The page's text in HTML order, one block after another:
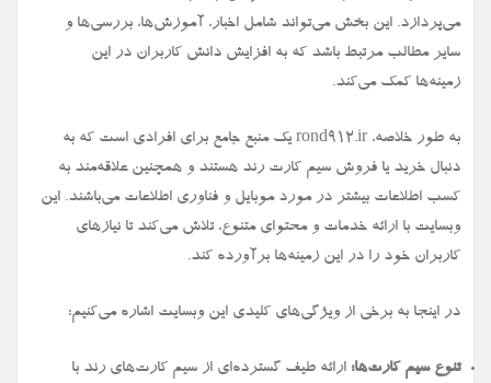
می‌پردازد. این بخش می‌تواند شامل اخبار، آموزش‌ها، بررسی‌ها و
سایر مطالب مرتبط باشد که به افزایش دانش کاربران در این
زمینه‌ها کمک می‌کند.
به طور خلاصه، rond912.ir یک منبع جامع برای افرادی است که به
دنبال خرید یا فروش سیم کارت رند هستند و همچنین علاقه‌مند به
کسب اطلاعات بیشتر در مورد موبایل و فناوری اطلاعات می‌باشند. این
وبسایت با ارائه خدمات و محتوای متنوع، تلاش می‌کند تا نیازهای
کاربران خود را در این زمینه‌ها برآورده کند.
در اینجا به برخی از ویژگی‌های کلیدی این وبسایت اشاره می‌کنیم:
تنوع سیم کارت‌ها: ارائه طیف گسترده‌ای از سیم کارت‌های رند با